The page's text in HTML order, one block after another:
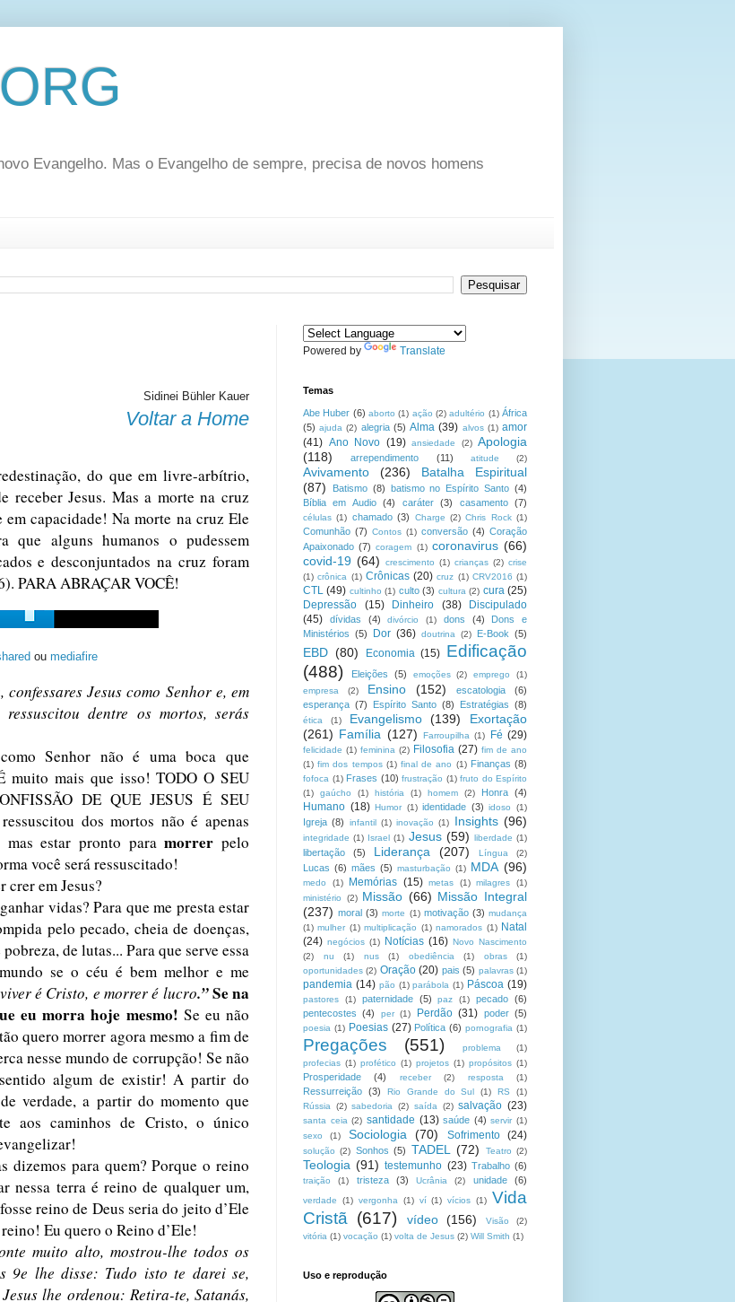
Evangelho. Mas o Evangelho de sempre, precisa de novos homens
Sidinei Bühler Kauer
Voltar a Home
do que em livre-arbítrio,
receber Jesus. Mas a morte na cruz
capacidade! Na morte na cruz Ele
que alguns humanos o pudessem
e desconjuntados na cruz foram
PARA ABRAÇAR VOCÊ!
ou mediafire
confessares Jesus como Senhor e, em
dentre os mortos, serás
Senhor não é uma boca que
muito mais que isso! TODO O SEU
DE QUE JESUS É SEU
dos mortos não é apenas
mas estar pronto paramorrer pelo
você será ressuscitado!
crer em Jesus?
vidas? Para que me presta estar
pelo pecado, cheia de doenças,
de lutas... Para que serve essa
se o céu é bem melhor e me
é Cristo, e morrer é lucro.”Se na
eu morra hoje mesmo! Se eu não
quero morrer agora mesmo a fim de
nesse mundo de corrupção! Se não
algum de existir! A partir do
verdade, a partir do momento que
aos caminhos de Cristo, o único
dizemos para quem? Porque o reino
nessa terra é reino de qualquer um,
reino de Deus seria do jeito d’Ele
Eu quero o Reino d’Ele!
muito alto, mostrou-lhe todos os
9e lhe disse: Tudo isto te darei se,
lhe ordenou: Retira-te, Satanás,
Powered by Translate
Temas
Abe Huber (6) aborto (1) ação (2) adultério (1) África
(5) ajuda (2) alegria (5) Alma (39) alvos (1) amor
(41) Ano Novo (19) ansiedade (2) Apologia
(118)
arrependimento (11) atitude (2)
Avivamento (236)
Batalha Espiritual
(87)
Batismo (8) batismo no Espírito Santo (4)
Bíblia em Audio
(4) caráter (3) casamento (7)
células (1) chamado (3) Charge (2) Chris Rock (1)
Comunhão (7) Contos (1) conversão (4) Coração
Apaixonado (7) coragem (1) coronavirus (66)
covid-19 (64) crescimento (1) crianças (2) crise
(1) crônica (1) Crônicas (20) cruz (1) CRV2016 (1)
CTL (49) cultinho (1) culto (3) cultura (2) cura (25)
Depressão
(15) Dinheiro (38)
Discipulado
(45)
dívidas (4) divórcio (1) dons (4)
Dons e
Ministérios (5) Dor (36) doutrina (2) E-Book (5)
EBD (80) Economia (15) Edificação
(488)
Eleições (5) emoções (2) emprego
(1)
empresa
(2) Ensino (152) escatologia
(6)
esperança (7) Espírito Santo (8) Estratégias (8)
ética (1) Evangelismo (139)
Exortação
(261) Família (127) Farroupilha (1) Fé (29)
felicidade (1) feminina (2) Filosofia (27) fim de ano
(1) fim dos tempos (1) final de ano (1) Finanças (8)
fofoca (1) Frases (10) frustração (1) fruto do Espírito
(1)
gaúcho (1) história (1) homem (2) Honra (4)
Humano (18) Humor (1) identidade (3) idoso (1)
Igreja (8) infantil (1) inovação (1) Insights (96)
integridade (1) Israel (1) Jesus (59) liberdade (1)
libertação (5) Liderança (207) Língua (2)
Lucas (6) mães (5) masturbação (1) MDA (96)
medo (1) Memórias (15) metas (1) milagres
(1)
ministério
(2) Missão (66) Missão Integral
(237) moral (3) morte (1) motivação (3) mudança
(1) mulher (1) multiplicação (1) namorados (1) Natal
(24) negócios (1) Notícias (16) Novo Nascimento
(2)
nu (1) nus (1) obediência (1) obras
(1)
oportunidades (2) Oração (20) pais (5) palavras (1)
pandemia (14) pão (1) parábola (1) Páscoa (19)
pastores (1) paternidade (5) paz (1) pecado (6)
pentecostes
(4) per (1) Perdão (31) poder (5)
poesia (1) Poesias (27) Política (6) pornografia (1)
Pregações (551) problema
(1)
profecias (1) profético (1) projetos (1) propósitos (1)
Prosperidade (4) receber (2) resposta (1)
Ressurreição (3) Rio Grande do Sul (1) RS
(1)
Rússia
(2) sabedoria (2) saída (2) salvação (23)
santa ceia (2) santidade (13) saúde (4) servir (1)
sexo
(1) Sociologia (70) Sofrimento (24)
solução (2) Sonhos (5) TADEL (72) Teatro (2)
Teologia (91) testemunho (23) Trabalho (6)
traição (1) tristeza (3) Ucrânia (2) unidade (6)
verdade (1) vergonha (1) ví (1) vícios (1) Vida
Cristã (617) vídeo (156) Visão
(2)
vitória (1) vocação (1) volta de Jesus (2) Will Smith (1)
Uso e reprodução